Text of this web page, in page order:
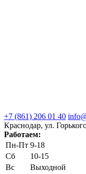
+7 (861) 206 01 40
Краснодар, ул.
Работаем:
Пн-Пт 9-18
Сб
10-15
Вс
Выходной